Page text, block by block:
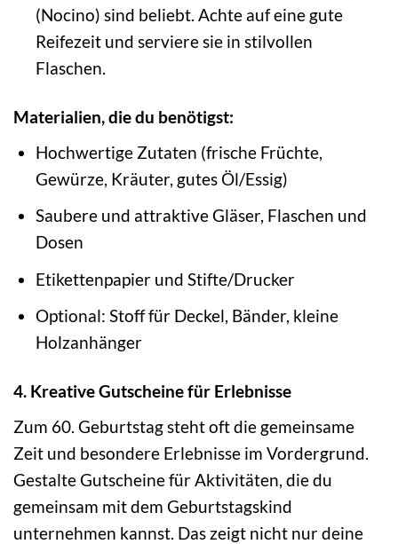
(Nocino) sind beliebt. Achte auf eine gute
Reifezeit und serviere sie in stilvollen
Flaschen.
Materialien, die du benötigst:
Hochwertige Zutaten (frische Früchte,
Gewürze, Kräuter, gutes Öl/Essig)
Saubere und attraktive Gläser, Flaschen und
Dosen
Etikettenpapier und Stifte/Drucker
Optional: Stoff für Deckel, Bänder, kleine
Holzanhänger
4. Kreative Gutscheine für Erlebnisse
Zum 60. Geburtstag steht oft die gemeinsame
Zeit und besondere Erlebnisse im Vordergrund.
Gestalte Gutscheine für Aktivitäten, die du
gemeinsam mit dem Geburtstagskind
unternehmen kannst. Das zeigt nicht nur deine